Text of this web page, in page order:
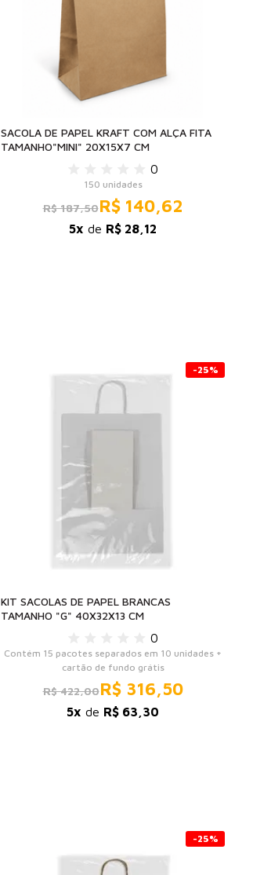
SACOLA DE PAPEL KRAFT COM ALÇA FITA
TAMANHO"MINI" 20X15X7 CM
0
150 unidades
R$ 187,50R$ 140,62
5x de R$ 28,12
-25%
KIT SACOLAS DE PAPEL BRANCAS
TAMANHO "G" 40X32X13 CM
0
Contém 15 pacotes separados em 10 unidades +
cartão de fundo grátis
R$ 422,00R$ 316,50
5x de R$ 63,30
-25%